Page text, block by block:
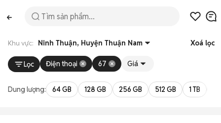
Khu vực: Ninh Thuận, Huyện Thuận Nam Xoá lọc
Lọc Điện thoại 67 Giá
Dung lượng: 64 GB 128 GB 256 GB 512 GB 1 TB